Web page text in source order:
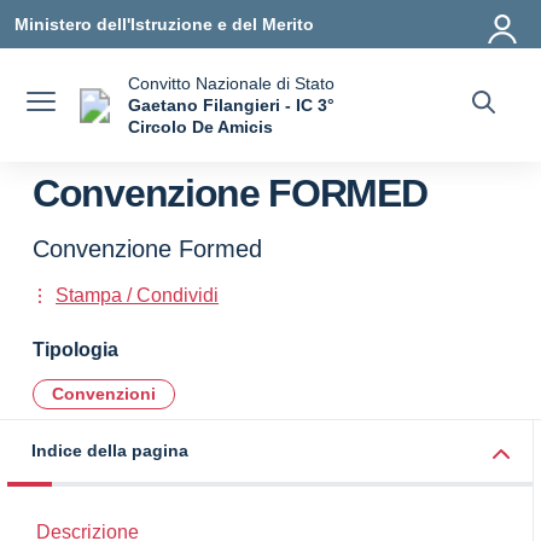
Ministero dell'Istruzione e del Merito
Convitto Nazionale di Stato
Gaetano Filangieri - IC 3°
Circolo De Amicis
Convenzione FORMED
Convenzione Formed
Stampa / Condividi
Tipologia
Convenzioni
Indice della pagina
Descrizione